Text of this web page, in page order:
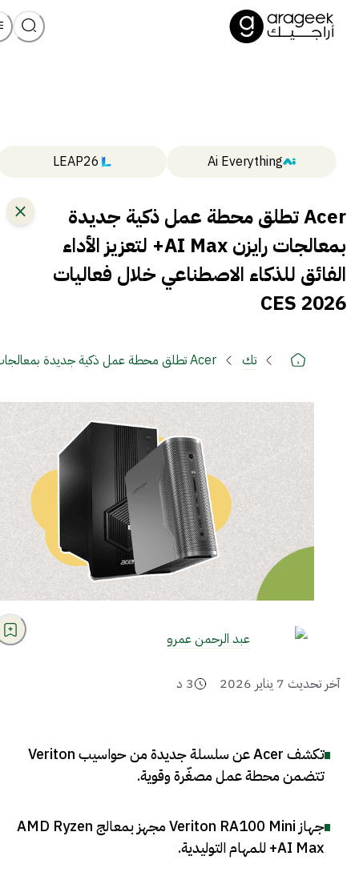
Ai Everything
LEAP26
Acer تطلق محطة عمل ذكية جديدة
بمعالجات رايزن AI Max+ لتعزيز الأداء
الفائق للذكاء الاصطناعي خلال فعاليات
CES 2026
تك Acer تطلق محطة عمل ذكية جديدة بمعالجات رايزن AI Max+ لتعزيز الأداء الفائق للذكاء الاصطناعي خلال فعاليات CES 2026
عبد الرحمن عمرو
آخر تحديث 7 يناير 2026 3 د
تكشف Acer عن سلسلة جديدة من حواسيب Veriton
تتضمن محطة عمل مصغّرة وقوية.
جهاز Veriton RA100 Mini مجهز بمعالج AMD Ryzen
AI Max+ للمهام التوليدية
.